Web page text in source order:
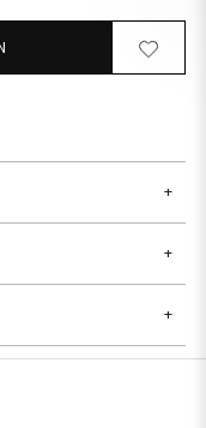
Zur
Von
der
+
+
+